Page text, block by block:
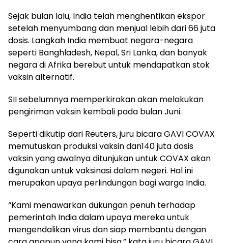
Sejak bulan lalu, India telah menghentikan ekspor
setelah menyumbang dan menjual lebih dari 66 juta
dosis. Langkah India membuat negara-negara
seperti Banghladesh, Nepal, Sri Lanka, dan banyak
negara di Afrika berebut untuk mendapatkan stok
vaksin alternatif.
SII sebelumnya memperkirakan akan melakukan
pengiriman vaksin kembali pada bulan Juni.
Seperti dikutip dari Reuters, juru bicara GAVI COVAX
memutuskan produksi vaksin dan140 juta dosis
vaksin yang awalnya ditunjukan untuk COVAX akan
digunakan untuk vaksinasi dalam negeri. Hal ini
merupakan upaya perlindungan bagi warga India.
“Kami menawarkan dukungan penuh terhadap
pemerintah India dalam upaya mereka untuk
mengendalikan virus dan siap membantu dengan